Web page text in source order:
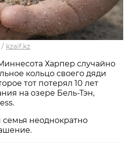
/ kzaif.kz
Харпер случайно
кольцо своего дяди
тот потерял 10 лет
на озере Бель-Тэн,
неоднократно